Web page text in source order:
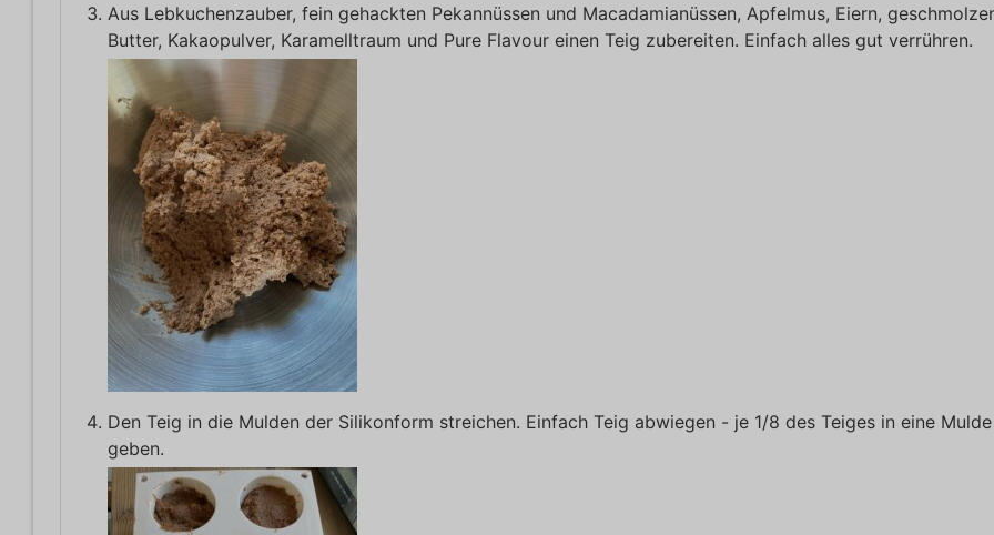
Aus Lebkuchenzauber, fein gehackten Pekannüssen und Macadamianüssen, Apfelmus, Eiern,
Butter, Kakaopulver, Karamelltraum und Pure Flavour einen Teig zubereiten. Einfach alles gut verrühren.
Den Teig in die Mulden der Silikonform streichen. Einfach Teig abwiegen - je 1/8 des Teiges in eine Mulde
geben.